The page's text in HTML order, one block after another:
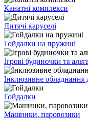
Канатні комплекси
Дитячі каруселі
Гойдалки на пружині
Ігрові будиночки та
Інклюзивне обладнання
Гойдалки
Машинки, паровозики